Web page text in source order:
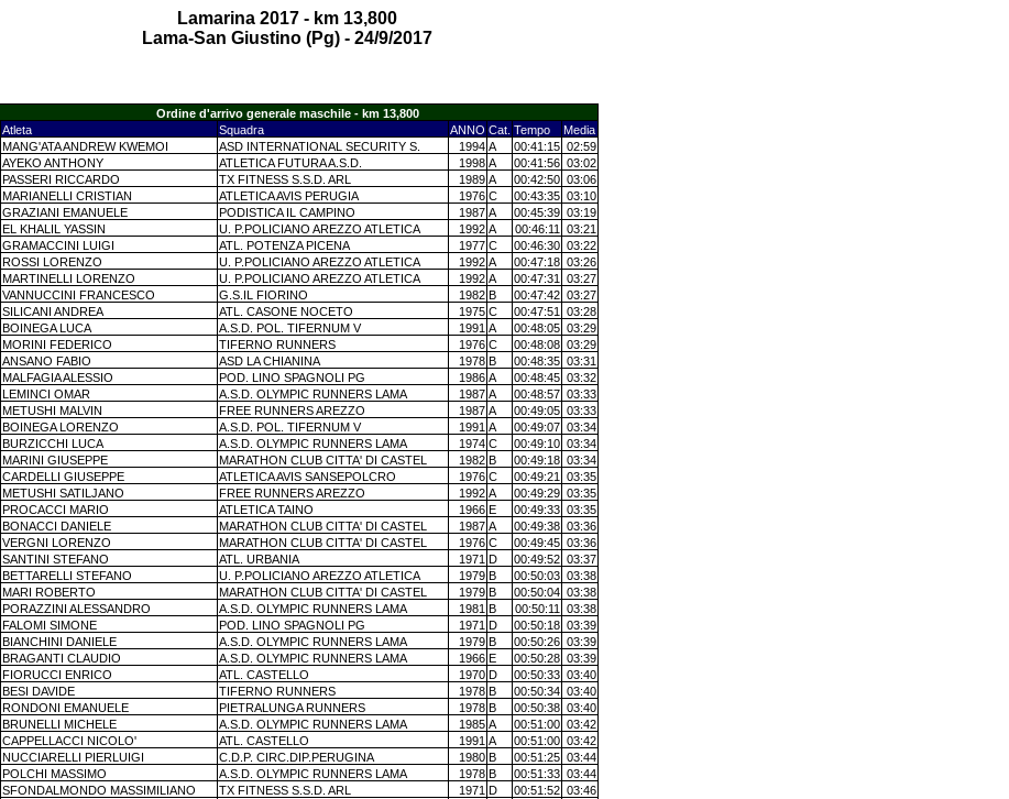
Lamarina 2017 - km 13,800
Lama-San Giustino (Pg) - 24/9/2017
Ordine d'arrivo generale maschile - km 13,800
Atleta Squadra ANNO Cat. Tempo
Media
MANG'ATA ANDREW KWEMOI ASD INTERNATIONAL SECURITY S. 1994 A 00:41:15 02:59
AYEKO ANTHONY ATLETICA FUTURA A.S.D. 1998 A 00:41:56 03:02
PASSERI RICCARDO TX FITNESS S.S.D. ARL 1989 A 00:42:50 03:06
MARIANELLI CRISTIAN ATLETICA AVIS PERUGIA 1976 C 00:43:35 03:10
GRAZIANI EMANUELE PODISTICA IL CAMPINO 1987 A 00:45:39 03:19
EL KHALIL YASSIN U. P.POLICIANO AREZZO ATLETICA 1992 A 00:46:11
03:21
GRAMACCINI LUIGI ATL. POTENZA PICENA 1977 C 00:46:30 03:22
ROSSI LORENZO U. P.POLICIANO AREZZO ATLETICA 1992 A 00:47:18 03:26
MARTINELLI LORENZO U. P.POLICIANO AREZZO ATLETICA 1992 A 00:47:31
03:27
VANNUCCINI FRANCESCO G.S.IL FIORINO 1982 B 00:47:42 03:27
SILICANI ANDREA ATL. CASONE NOCETO 1975 C 00:47:51
03:28
BOINEGA LUCA A.S.D. POL. TIFERNUM V 1991 A 00:48:05 03:29
MORINI FEDERICO TIFERNO RUNNERS 1976 C 00:48:08 03:29
ANSANO FABIO ASD LA CHIANINA 1978 B 00:48:35 03:31
MALFAGIA ALESSIO POD. LINO SPAGNOLI PG 1986 A 00:48:45 03:32
LEMINCI OMAR A.S.D. OLYMPIC RUNNERS LAMA 1987 A 00:48:57 03:33
METUSHI MALVIN FREE RUNNERS AREZZO 1987 A 00:49:05 03:33
BOINEGA LORENZO A.S.D. POL. TIFERNUM V 1991 A 00:49:07 03:34
BURZICCHI LUCA A.S.D. OLYMPIC RUNNERS LAMA 1974 C 00:49:10 03:34
MARINI GIUSEPPE MARATHON CLUB CITTA' DI CASTEL 1982 B 00:49:18 03:34
CARDELLI GIUSEPPE ATLETICA AVIS SANSEPOLCRO 1976 C 00:49:21
03:35
METUSHI SATILJANO FREE RUNNERS AREZZO 1992 A 00:49:29 03:35
PROCACCI MARIO ATLETICA TAINO 1966 E 00:49:33 03:35
BONACCI DANIELE MARATHON CLUB CITTA' DI CASTEL 1987 A 00:49:38 03:36
VERGNI LORENZO MARATHON CLUB CITTA' DI CASTEL 1976 C 00:49:45 03:36
SANTINI STEFANO ATL. URBANIA 1971 D 00:49:52 03:37
BETTARELLI STEFANO U. P.POLICIANO AREZZO ATLETICA 1979 B 00:50:03 03:38
MARI ROBERTO MARATHON CLUB CITTA' DI CASTEL 1979 B 00:50:04 03:38
PORAZZINI ALESSANDRO A.S.D. OLYMPIC RUNNERS LAMA 1981 B 00:50:11
03:38
FALOMI SIMONE POD. LINO SPAGNOLI PG 1971 D 00:50:18 03:39
BIANCHINI DANIELE A.S.D. OLYMPIC RUNNERS LAMA 1979 B 00:50:26 03:39
BRAGANTI CLAUDIO A.S.D. OLYMPIC RUNNERS LAMA 1966 E 00:50:28 03:39
FIORUCCI ENRICO ATL. CASTELLO 1970 D 00:50:33 03:40
BESI DAVIDE TIFERNO RUNNERS 1978 B 00:50:34 03:40
RONDONI EMANUELE PIETRALUNGA RUNNERS 1978 B 00:50:38 03:40
BRUNELLI MICHELE A.S.D. OLYMPIC RUNNERS LAMA 1985 A 00:51:00 03:42
CAPPELLACCI NICOLO' ATL. CASTELLO 1991 A 00:51:00 03:42
NUCCIARELLI PIERLUIGI C.D.P. CIRC.DIP.PERUGINA 1980 B 00:51:25 03:44
POLCHI MASSIMO A.S.D. OLYMPIC RUNNERS LAMA 1978 B 00:51:33 03:44
SFONDALMONDO MASSIMILIANO TX FITNESS S.S.D. ARL 1971 D 00:51:52 03:46